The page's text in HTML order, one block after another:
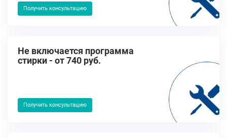
Получить консультацию
Не включается программа
стирки - от 740 руб.
Получить консультацию